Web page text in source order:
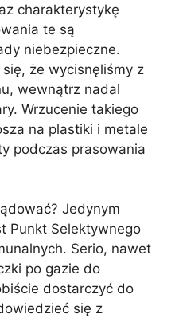
charakterystykę
te są
niebezpieczne.
że wycisnęliśmy z
wewnątrz nadal
Wrzucenie takiego
na plastiki i metale
podczas prasowania
Jedynym
Punkt Selektywnego
Serio, nawet
po gazie do
dostarczyć do
się z